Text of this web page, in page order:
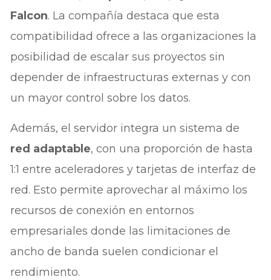
Falcon. La compañía destaca que esta
compatibilidad ofrece a las organizaciones la
posibilidad de escalar sus proyectos sin
depender de infraestructuras externas y con
un mayor control sobre los datos.
Además, el servidor integra un sistema de
red adaptable, con una proporción de hasta
1:1 entre aceleradores y tarjetas de interfaz de
red. Esto permite aprovechar al máximo los
recursos de conexión en entornos
empresariales donde las limitaciones de
ancho de banda suelen condicionar el
rendimiento.